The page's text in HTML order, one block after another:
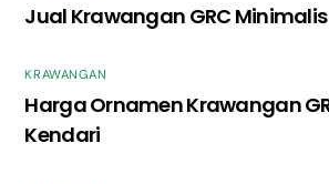
Jual Krawangan GRC
KRAWANGAN
Harga Ornamen Krawangan
Kendari